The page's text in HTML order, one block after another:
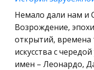
зарубежных
Муниципальное
Немало дали нам и
Возрождение,
открытий, времена
искусства с
имен – Леонардо,